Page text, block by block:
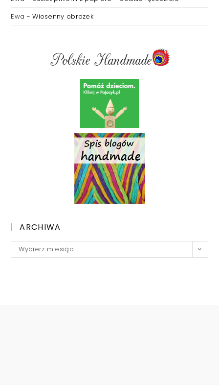
Ewa -Wiosenny obrazek
ARCHIWA
Archiwa
Wybierz miesiąc